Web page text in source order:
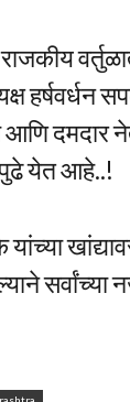
दमदार
येत आहे..!
सर्वांच्या